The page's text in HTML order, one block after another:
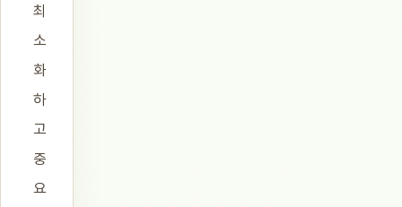
최
소
화
하
고
중
요